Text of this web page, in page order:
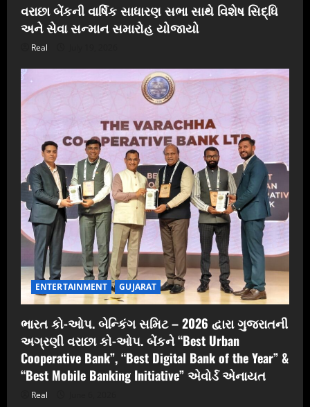
વરાછા બેંકની વાર્ષિક સાધારણ સભા સાથે વિશેષ સિદ્ધિ
અને સેવા સન્માન સમારોહ યોજાયો
Real
ENTERTAINMENT GUJARAT
ભારત કો-ઓપ. બેન્કિંગ સમિટ – 2026 દ્વારા ગુજરાતની
અગ્રણી વરાછા કો-ઓપ. બેંકને “Best Urban
Cooperative Bank”, “Best Digital Bank of the Year” &
“Best Mobile Banking Initiative” એવોર્ડ એનાયત
Real